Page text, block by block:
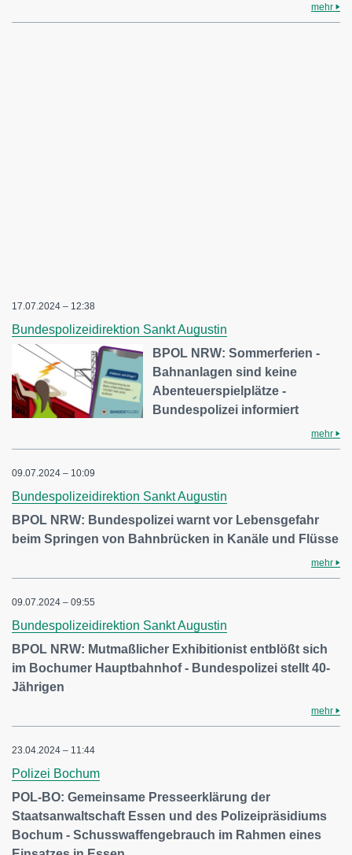
mehr
17.07.2024 – 12:38
Bundespolizeidirektion Sankt Augustin
BPOL NRW: Sommerferien -
Bahnanlagen sind keine
Abenteuerspielplätze -
Bundespolizei informiert
mehr
09.07.2024 – 10:09
Bundespolizeidirektion Sankt Augustin
BPOL NRW: Bundespolizei warnt vor Lebensgefahr
beim Springen von Bahnbrücken in Kanäle und Flüsse
mehr
09.07.2024 – 09:55
Bundespolizeidirektion Sankt Augustin
BPOL NRW: Mutmaßlicher Exhibitionist entblößt sich
im Bochumer Hauptbahnhof - Bundespolizei stellt 40-
Jährigen
mehr
23.04.2024 – 11:44
Polizei Bochum
POL-BO: Gemeinsame Presseerklärung der
Staatsanwaltschaft Essen und des Polizeipräsidiums
Bochum - Schusswaffengebrauch im Rahmen eines